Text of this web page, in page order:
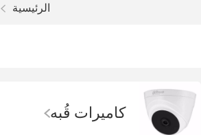
الرئيسية
كاميرات قُبه